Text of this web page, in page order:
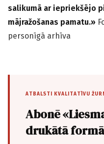
salikumā ar iepriekšējo
mājražošanas pamatu.»
personīgā arhīva
ATBALSTI KVALITATĪVU
Abonē
drukātā